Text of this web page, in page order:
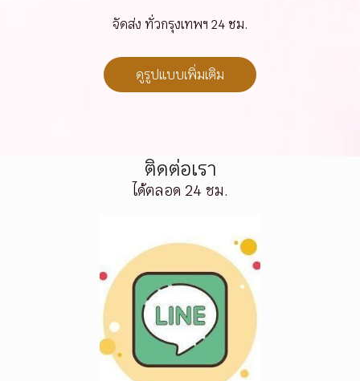
จัดส่ง ทั่วกรุงเทพฯ 24 ชม.
ดูรูปแบบเพิ่มเติม
ติดต่อเรา
ได้ตลอด 24 ชม.